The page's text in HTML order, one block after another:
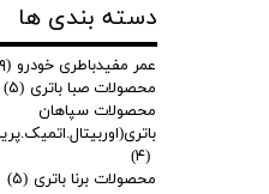
دسته بندی ها
عمر مفیدباطری خودرو (۹)
محصولات صبا باتری (۵)
محصولات سپاهان
(۴)
محصولات برنا باتری (۵)